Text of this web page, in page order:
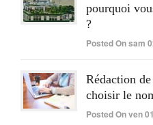
pourquoi
?
Posted On sam
Rédaction
choisir le
Posted On ven